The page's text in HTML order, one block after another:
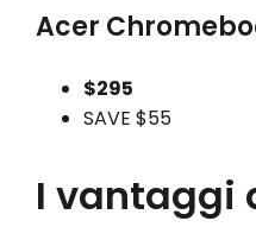
Acer
$295
SAVE $55
I vantaggi